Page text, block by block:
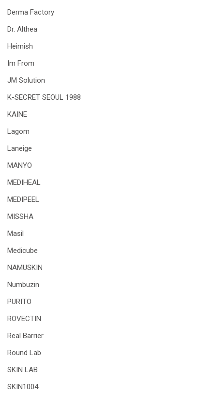
Derma Factory
Dr. Althea
Heimish
Im From
JM Solution
K-SECRET SEOUL 1988
KAINE
Lagom
Laneige
MANYO
MEDIHEAL
MEDIPEEL
MISSHA
Masil
Medicube
NAMUSKIN
Numbuzin
PURITO
ROVECTIN
Real Barrier
Round Lab
SKIN LAB
SKIN1004